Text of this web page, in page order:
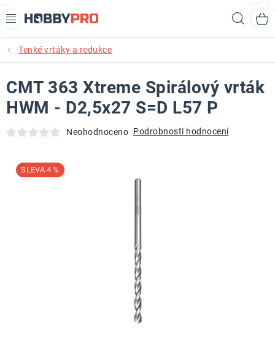
na
AKCE
PRODUKTY
PRODUKTY RECORD POWER
NOVINKY
Obchodní podmínky
Tenké vrtáky a redukce
CMT 363 Xtreme Spirálový vrták
HWM - D2,5x27 S=D L57 P
Neohodnoceno Podrobnosti hodnocení
4 %